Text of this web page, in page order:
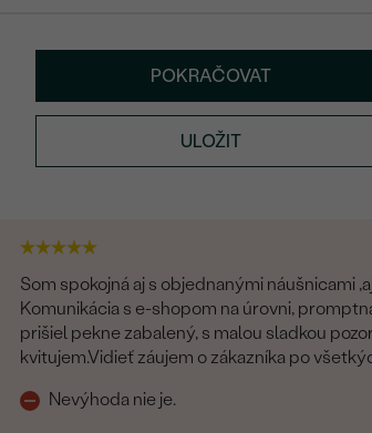
POKRAČOVAT
ULOŽIT
Som spokojná aj s objednanými náušnicami
Komunikácia s e-shopom na úrovni, promptná.
prišiel pekne zabalený, s malou sladkou
kvitujem.Vidieť záujem o zákazníka po
Nevýhoda nie je.